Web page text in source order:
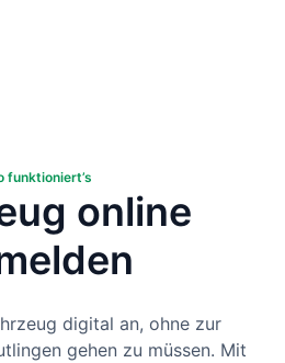
funktioniert’s
online
digital an, ohne zur
gehen zu müssen. Mit